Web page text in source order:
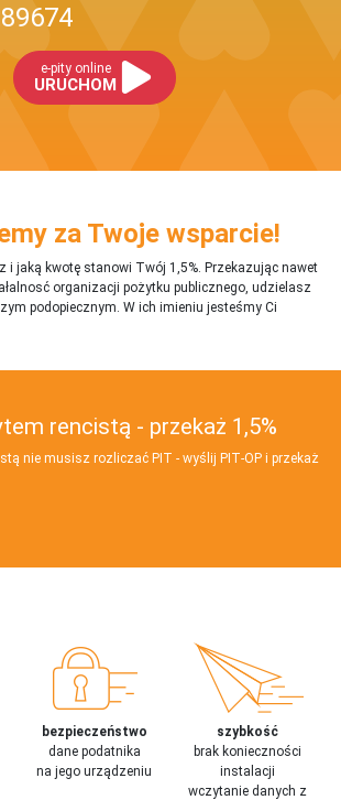
e-pity online
URUCHOM
za Twoje wsparcie!
i jaką kwotę stanowi Twój 1,5%. Przekazując nawet
organizacji pożytku publicznego, udzielasz
podopiecznym. W ich imieniu jesteśmy Ci
rencistą - przekaż 1,5%
nie musisz rozliczać PIT - wyślij PIT‑OP i przekaż
bezpieczeństwo
dane podatnika
na jego urządzeniu
szybkość
brak konieczności
instalacji
wczytanie danych z